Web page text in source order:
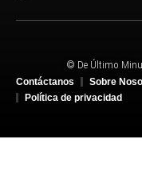
© De Último
Contáctanos
Sobre
Política de privacidad